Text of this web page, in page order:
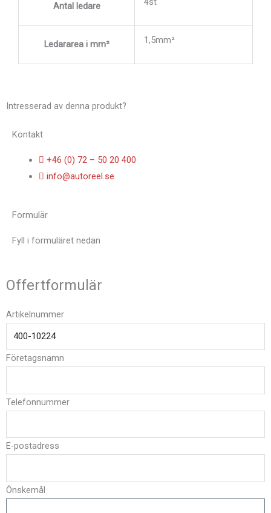
Antal ledare
Ledararea i mm² 1,5mm²
Intresserad av denna produkt?
Kontakt
+46 (0) 72 – 50 20 400
info@autoreel.se
Formulär
Fyll i formuläret nedan
Offertformulär
Artikelnummer
Företagsnamn
Telefonnummer
E-postadress
Önskemål